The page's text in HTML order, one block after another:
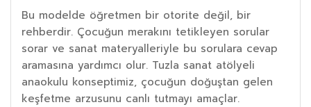
Bu modelde öğretmen bir otorite değil, bir
rehberdir. Çocuğun merakını tetikleyen sorular
sorar ve sanat materyalleriyle bu sorulara cevap
aramasına yardımcı olur. Tuzla sanat atölyeli
anaokulu konseptimiz, çocuğun doğuştan gelen
keşfetme arzusunu canlı tutmayı amaçlar.